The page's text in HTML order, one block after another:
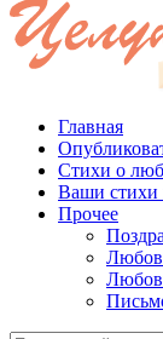
Главная
Стихи о
Ваши стихи
Прочее